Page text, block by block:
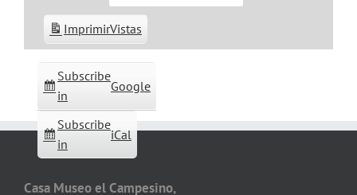
Subscribe
in
Google
Subscribe
in
iCal
ImprimirVistas
Casa Museo el Campesino,